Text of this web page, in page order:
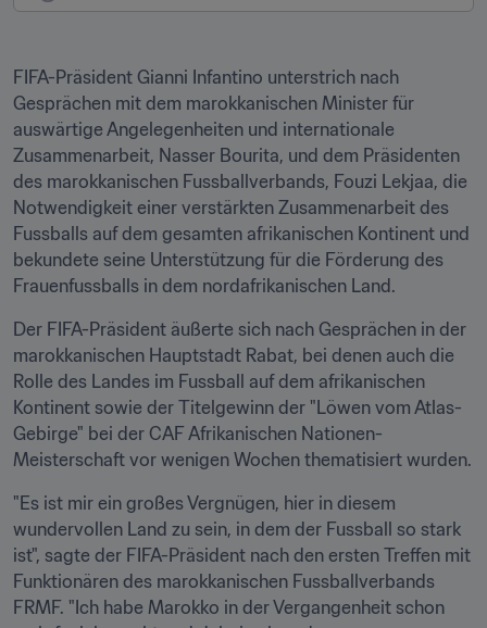
FIFA-Präsident Gianni Infantino unterstrich nach
Gesprächen mit dem marokkanischen Minister für
auswärtige Angelegenheiten und internationale
Zusammenarbeit, Nasser Bourita, und dem Präsidenten
des marokkanischen Fussballverbands, Fouzi Lekjaa, die
Notwendigkeit einer verstärkten Zusammenarbeit des
Fussballs auf dem gesamten afrikanischen Kontinent und
bekundete seine Unterstützung für die Förderung des
Frauenfussballs in dem nordafrikanischen Land.
Der FIFA-Präsident äußerte sich nach Gesprächen in der
marokkanischen Hauptstadt Rabat, bei denen auch die
Rolle des Landes im Fussball auf dem afrikanischen
Kontinent sowie der Titelgewinn der "Löwen vom Atlas-
Gebirge" bei der CAF Afrikanischen Nationen-
"Es ist mir ein großes Vergnügen, hier in diesem
wundervollen Land zu sein, in dem der Fussball so stark
ist", sagte der FIFA-Präsident nach den ersten Treffen mit
Funktionären des marokkanischen Fussballverbands
FRMF. "Ich habe Marokko in der Vergangenheit schon